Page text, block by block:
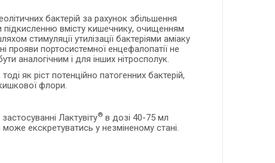
бактерій за рахунок збільшення
підкисленню вмісту кишечнику, очищенням
стимуляції утилізації бактеріями аміаку
прояви портосистемної енцефалопатії не
аналогічним і для інших нітросполук.
як ріст потенційно патогенних бактерій,
флори.
Лактувіту® в дозі 40-75 мл
екскретуватись у незміненому стані.